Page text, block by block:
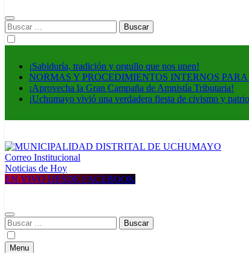
Buscar:
¡Sabiduría, tradición y orgullo que nos unen!
NORMAS Y PROCEDIMIENTOS INTERNOS
¡Aprovecha la Gran Campaña de Amnistía Tributaria!
¡Uchumayo vivió una verdadera fiesta de civismo y
MUNICIPALIDAD DISTRITAL DE UCHUMAYO
Construyendo una nueva Historia
Correo Institucional
Noticias de Hoy
EN VIVO DESDE FACEBOOK
Buscar:
Menu